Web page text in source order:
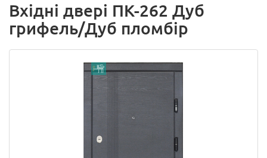
Вхідні двері ПК-262 Дуб
грифель/Дуб пломбір